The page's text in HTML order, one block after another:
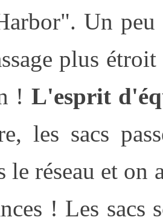
Un
plus
! L'esprit
les sacs
le réseau et
! Les sacs